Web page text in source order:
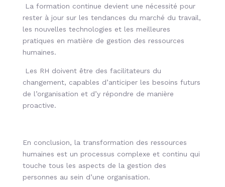
La formation continue devient une nécessité pour
rester à jour sur les tendances du marché du travail,
les nouvelles technologies et les meilleures
pratiques en matière de gestion des ressources
humaines.
Les RH doivent être des facilitateurs du
changement, capables d’anticiper les besoins futurs
de l’organisation et d’y répondre de manière
proactive.
En conclusion, la transformation des ressources
humaines est un processus complexe et continu qui
touche tous les aspects de la gestion des
personnes au sein d’une organisation.